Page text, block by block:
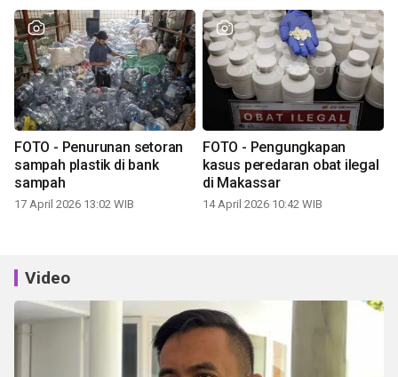
FOTO - Penurunan setoran
sampah plastik di bank
sampah
17 April 2026 13:02 WIB
FOTO - Pengungkapan
kasus peredaran obat ilegal
di Makassar
14 April 2026 10:42 WIB
Video